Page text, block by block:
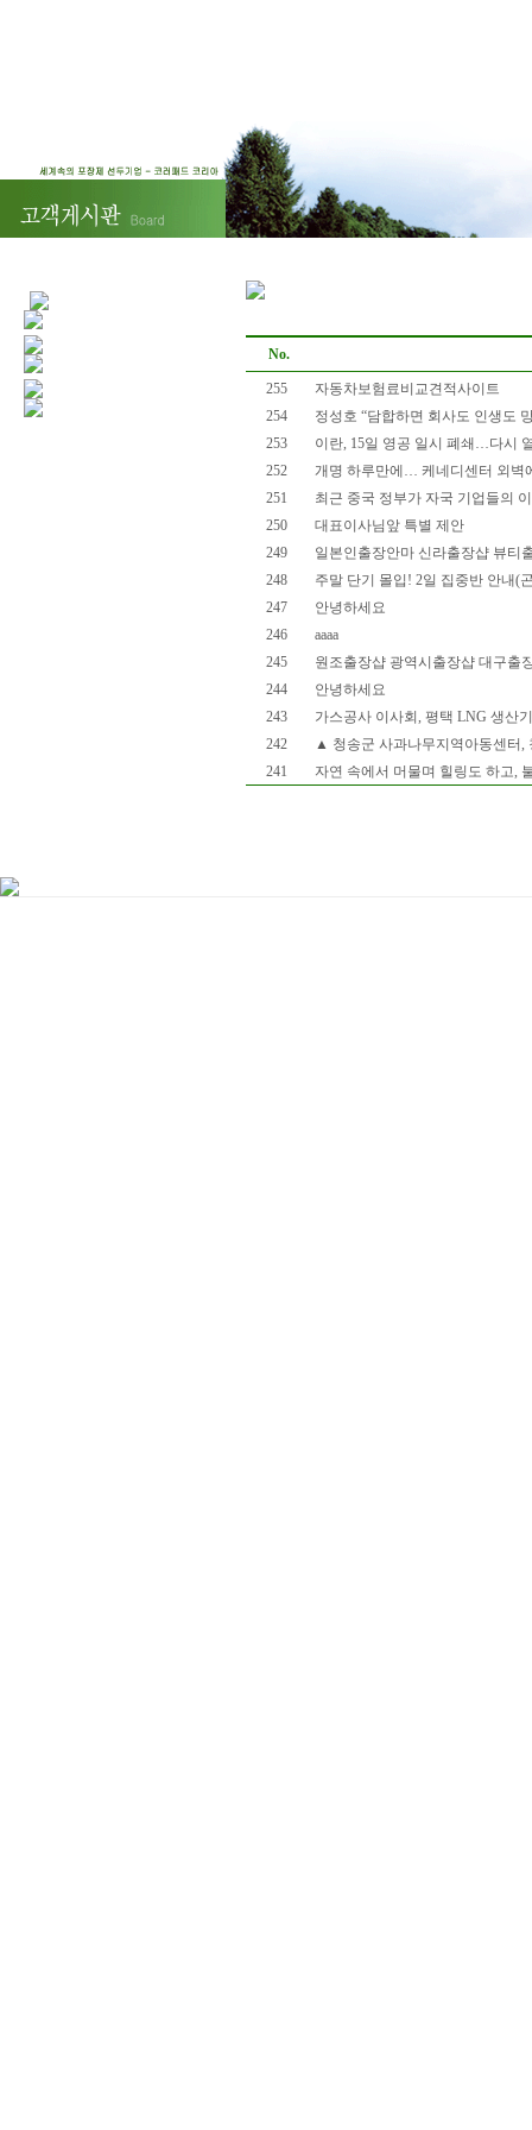
No.
255
자동차보험료비교견적사이트
254
정성호 “담합하면 회사도 인생도
253
이란, 15일 영공 일시 폐쇄…다시
252
개명 하루만에… 케네디센터 외벽
251
최근 중국 정부가 자국 기업들의
250
대표이사님앞 특별 제안
249
일본인출장안마 신라출장샵 뷰티
248
주말 단기 몰입! 2일 집중반 안내(
247
안녕하세요
246
aaaa
245
원조출장샵 광역시출장샵 대구출
244
안녕하세요
243
가스공사 이사회, 평택 LNG 생산
242
▲ 청송군 사과나무지역아동센터,
241
자연 속에서 머물며 힐링도 하고,